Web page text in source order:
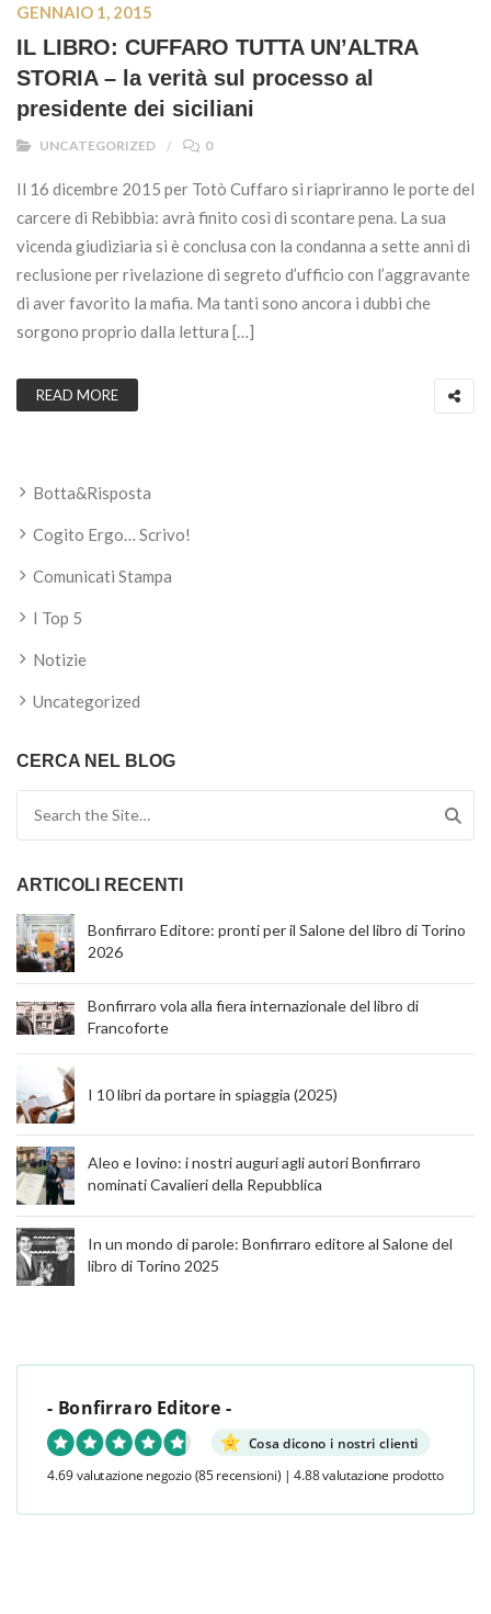
GENNAIO 1, 2015
IL LIBRO: CUFFARO TUTTA UN’ALTRA
STORIA – la verità sul processo al
presidente dei siciliani
UNCATEGORIZED 0
Il 16 dicembre 2015 per Totò Cuffaro si riapriranno le porte del
carcere di Rebibbia: avrà finito così di scontare pena. La sua
vicenda giudiziaria si è conclusa con la condanna a sette anni di
reclusione per rivelazione di segreto d’ufficio con l’aggravante
di aver favorito la mafia. Ma tanti sono ancora i dubbi che
sorgono proprio dalla lettura […]
READ MORE
Botta&Risposta
Cogito Ergo… Scrivo!
Comunicati Stampa
I Top 5
Notizie
Uncategorized
CERCA NEL BLOG
ARTICOLI RECENTI
Bonfirraro Editore: pronti per il Salone del libro di Torino
2026
Bonfirraro vola alla fiera internazionale del libro di
Francoforte
I 10 libri da portare in spiaggia (2025)
Aleo e Iovino: i nostri auguri agli autori Bonfirraro
nominati Cavalieri della Repubblica
In un mondo di parole: Bonfirraro editore al Salone del
libro di Torino 2025
- Bonfirraro Editore -
Cosa dicono i nostri clienti
4.69 valutazione negozio (85 recensioni) | 4.88 valutazione prodotto